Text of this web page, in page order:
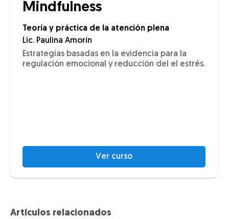
Mindfulness
Teoría y práctica de la atención plena
Lic. Paulina Amorín
Estrategias basadas en la evidencia para la
regulación emocional y reducción del el estrés.
Ver curso
Artículos relacionados